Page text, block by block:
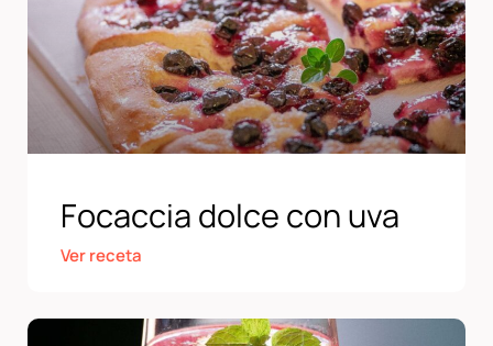
Focaccia dolce con uva
Ver receta